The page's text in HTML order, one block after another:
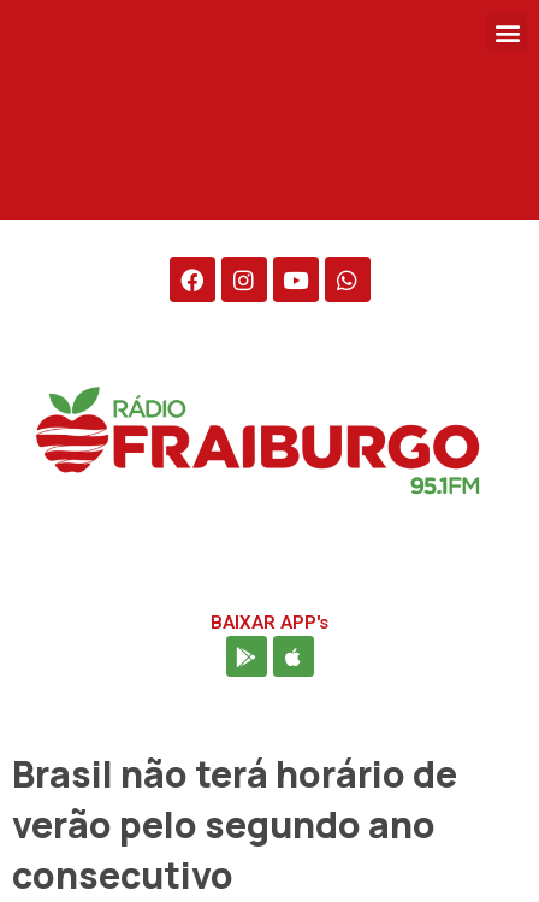
BAIXAR APP's
Brasil não terá horário de
verão pelo segundo ano
consecutivo